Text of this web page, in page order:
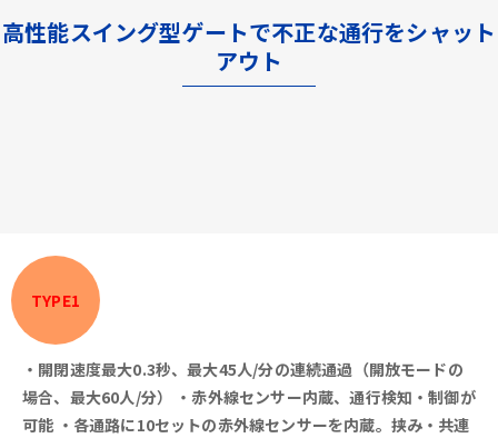
高性能スイング型ゲートで不正な通行をシャット
アウト
TYPE1
・開閉速度最大0.3秒、最大45人/分の連続通過（開放モードの
場合、最大60人/分）
・赤外線センサー内蔵、通行検知・制御が
可能 ・各通路に10セットの赤外線センサーを内蔵。挟み・共連